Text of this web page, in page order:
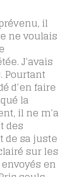
il
ne voulais
J’avais
Pourtant
d’en faire
la
il ne m’a
des
de sa juste
sur les
en